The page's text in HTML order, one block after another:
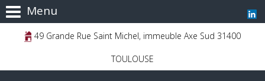
Menu
49 Grande Rue Saint Michel, immeuble Axe Sud 31400
TOULOUSE